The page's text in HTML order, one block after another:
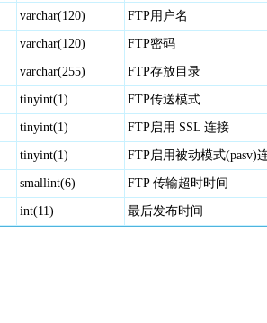
varchar(120) FTP用户名
varchar(120) FTP密码
varchar(255) FTP存放目录
tinyint(1) FTP传送模式
tinyint(1) FTP启用 SSL 连接
tinyint(1) FTP启用被动模式(pasv)
smallint(6) FTP 传输超时时间
int(11) 最后发布时间